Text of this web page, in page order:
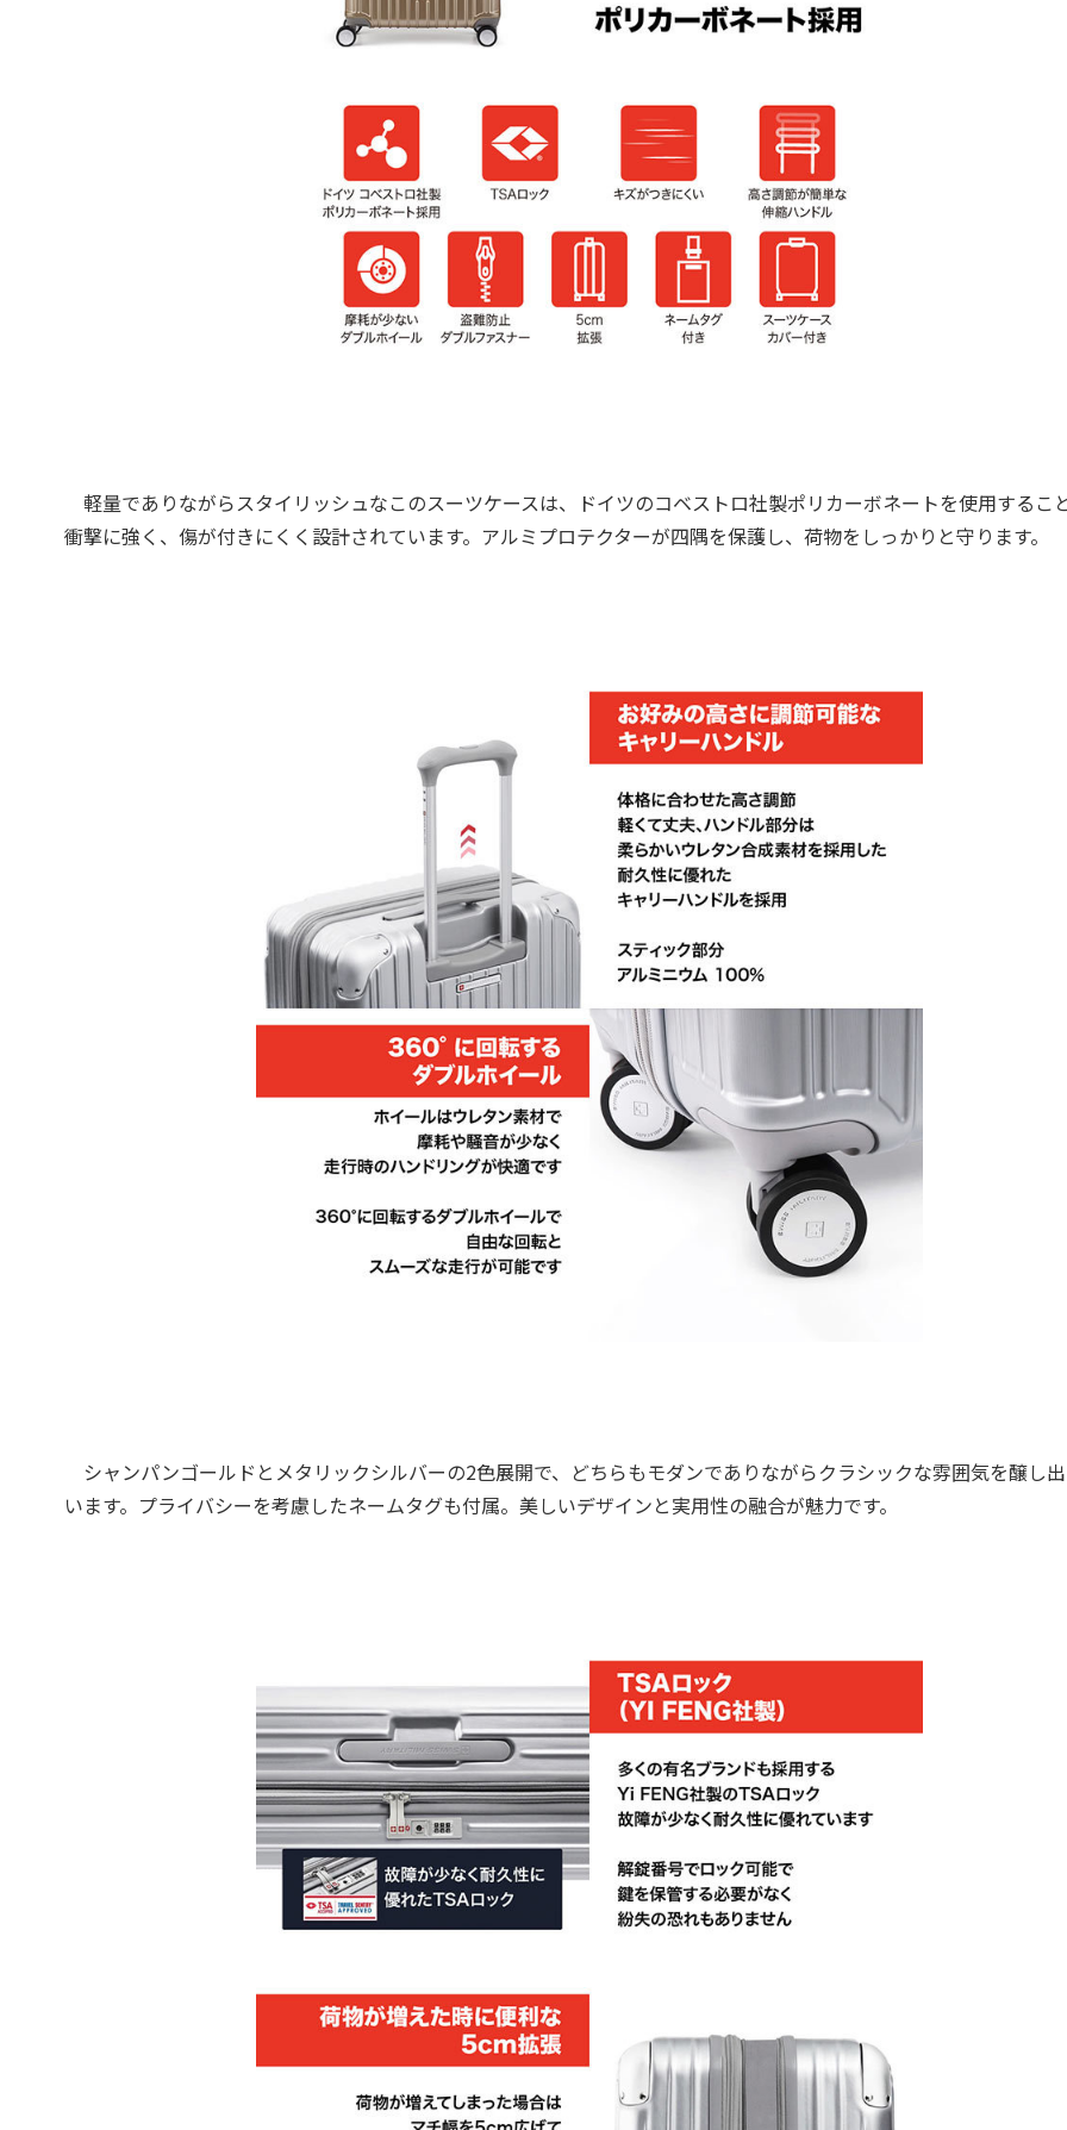
軽量でありながらスタイリッシュなこのスーツケースは、ドイツのコベストロ社製ポリカーボネートを使用するこ
衝撃に強く、傷が付きにくく設計されています。アルミプロテクターが四隅を保護し、荷物をしっかりと守ります。
シャンパンゴールドとメタリックシルバーの2色展開で、どちらもモダンでありながらクラシックな雰囲気を醸し
います。プライバシーを考慮したネームタグも付属。美しいデザインと実用性の融合が魅力です。